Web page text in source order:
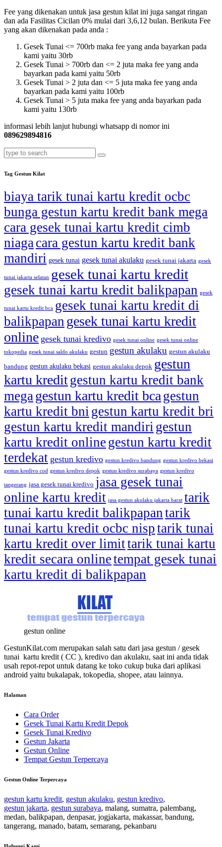
Fee yang dikenakan untuk jasa gestun kilat ini juga sangat ringan
dan ada Fasilitas Cicilan 0% mulai dari 3,6,12 bulan. Berikuta Fee
yang akan dikenakan pada anda :
Gesek Tunai <= 700rb maka fee yang anda bayarkan pada
kami yaitu 30rb
Gesek Tunai > 700rb dan <= 2 juta maka fee yang anda
bayarkan pada kami yaitu 50rb
Gesek Tunai > 2 juta dan <= 5 juta maka fee yang anda
bayarkan pada kami yaitu 100rb
Gesek Tunai > 5 juta maka fee yang anda bayarkan pada
kami yaitu 130rb
informasi lebih lanjut hubungi whatsapp di nomor ini
089629894816
Tag Gestun Kilat
biaya tarik tunai kartu kredit ocbc
bunga gestun kartu kredit bank mega
cara gesek tunai kartu kredit cimb
niagacara gestun kartu kredit bank
mandiri gesek tunai gesek tunai akulaku gesek tunai jakarta gesek
tunai jakarta selatan gesek tunai kartu kredit
gesek tunai kartu kredit balikpapan gesek
tunai kartu kredit bca gesek tunai kartu kredit di
balikpapan gesek tunai kartu kredit
online gesek tunai kredivo gesek tunai online gesek tunai online
tokopedia gesek tunai saldo akulaku gestun gestun akulaku gestun akulaku
bandung gestun akulaku bekasi gestun akulaku depok gestun
kartu kreditgestun kartu kredit bank
megagestun kartu kredit bcagestun
kartu kredit bni gestun kartu kredit bri
gestun kartu kredit mandiri gestun
kartu kredit online gestun kartu kredit
terdekat gestun kredivo gestun kredivo bandung gestun kredivo bekasi
gestun kredivo cod gestun kredivo depok gestun kredivo surabaya gestun kredivo
tangerang jasa gesek tunai kredivo jasa gesek tunai
online kartu kredit jasa gestun akulaku jakarta barat tarik
tunai kartu kredit balikpapantarik
tunai kartu kredit ocbc nisptarik tunai
kartu kredit over limittarik tunai kartu
kredit secara onlinetempat gesek tunai
kartu kredit di balikpapan
gestun online
GestunKilat.com merupakan salah satu dari jasa gestun / gesek
tunai kartu kredit ( CC ), kredivo dan akulaku, saat ini anda tidak
usah repot-repot untuk datang ke toko cukup buka dari aplikasi
android yaitu bukalapak, tokopedia, shopee, atau lainnya.
Halaman
Cara Order
Gesek Tunai Kartu Kredit Depok
Gesek Tunai Kredivo
Gestun Jakarta
Gestun Online
Tempat Gestun Terpercaya
Gestun Online Terpercaya
gestun kartu kredit, gestun akulaku, gestun kredivo,
gestun jakarta, gestun surabaya, malang, sumatra, palembang,
medan, balikpapan, denpasar, jogjakarta, makassar, bandung,
tangerang, manado, batam, semarang, pekanbaru